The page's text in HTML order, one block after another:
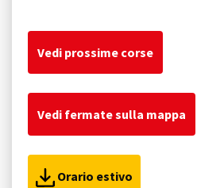
Vedi prossime corse
Vedi fermate sulla mappa
Orario estivo